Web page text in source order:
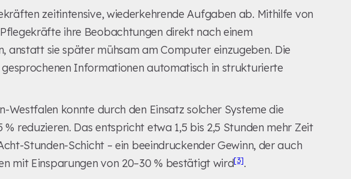
zeitintensive, wiederkehrende Aufgaben ab. Mithilfe von
ihre Beobachtungen direkt nach einem
anstatt sie später mühsam am Computer einzugeben. Die
gesprochenen Informationen automatisch in strukturierte
Westfalen konnte durch den Einsatz solcher Systeme die
reduzieren. Das entspricht etwa 1,5 bis 2,5 Stunden mehr Zeit
Stunden-Schicht – ein beeindruckender Gewinn, der auch
mit Einsparungen von 20–30 % bestätigt wird[3].